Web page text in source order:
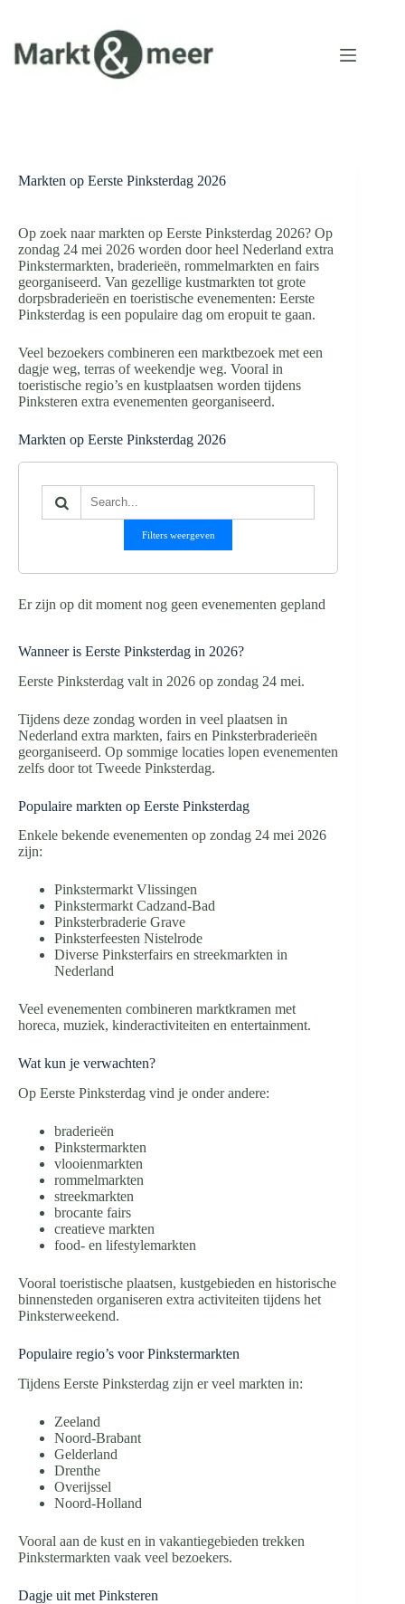
de
inhoud
Markten op Eerste Pinksterdag 2026
Op zoek naar markten op Eerste Pinksterdag 2026? Op
zondag 24 mei 2026 worden door heel Nederland extra
Pinkstermarkten, braderieën, rommelmarkten en fairs
georganiseerd. Van gezellige kustmarkten tot grote
dorpsbraderieën en toeristische evenementen: Eerste
Pinksterdag is een populaire dag om eropuit te gaan.
Veel bezoekers combineren een marktbezoek met een
dagje weg, terras of weekendje weg. Vooral in
toeristische regio’s en kustplaatsen worden tijdens
Pinksteren extra evenementen georganiseerd.
Markten op Eerste Pinksterdag 2026
Filters weergeven
Er zijn op dit moment nog geen evenementen gepland
Wanneer is Eerste Pinksterdag in 2026?
Eerste Pinksterdag valt in 2026 op zondag 24 mei.
Tijdens deze zondag worden in veel plaatsen in
Nederland extra markten, fairs en Pinksterbraderieën
georganiseerd. Op sommige locaties lopen evenementen
zelfs door tot Tweede Pinksterdag.
Populaire markten op Eerste Pinksterdag
Enkele bekende evenementen op zondag 24 mei 2026
zijn:
Pinkstermarkt Vlissingen
Pinkstermarkt Cadzand-Bad
Pinksterbraderie Grave
Pinksterfeesten Nistelrode
Diverse Pinksterfairs en streekmarkten in
Nederland
Veel evenementen combineren marktkramen met
horeca, muziek, kinderactiviteiten en entertainment.
Wat kun je verwachten?
Op Eerste Pinksterdag vind je onder andere:
braderieën
Pinkstermarkten
vlooienmarkten
rommelmarkten
streekmarkten
brocante fairs
creatieve markten
food- en lifestylemarkten
Vooral toeristische plaatsen, kustgebieden en historische
binnensteden organiseren extra activiteiten tijdens het
Pinksterweekend.
Populaire regio’s voor Pinkstermarkten
Tijdens Eerste Pinksterdag zijn er veel markten in:
Zeeland
Noord-Brabant
Gelderland
Drenthe
Overijssel
Noord-Holland
Vooral aan de kust en in vakantiegebieden trekken
Pinkstermarkten vaak veel bezoekers.
Dagje uit met Pinksteren